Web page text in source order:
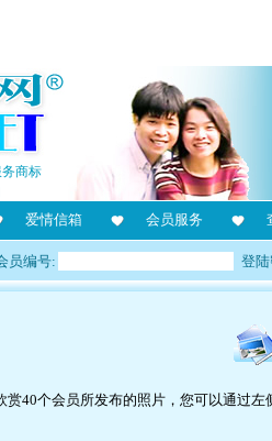
商标
爱情信箱 会员服务
员编号: 登
赏40个会员所发布的照片，您可以通过